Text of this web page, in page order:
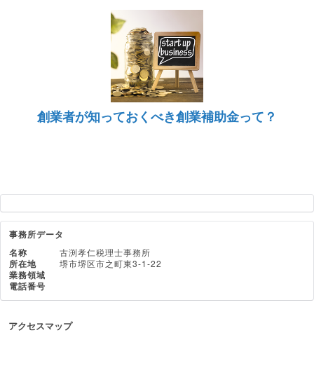
創業者が知っておくべき創業補助金って？
事務所データ
名称
古渕孝仁税理士事務所
所在地 堺市堺区市之町東3-1-22
業務領域
電話番号
アクセスマップ